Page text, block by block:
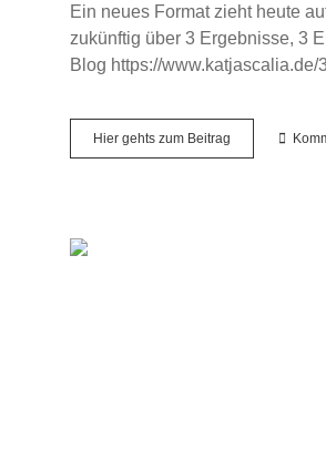
Ein neues Format zieht heute
zukünftig über 3 Ergebnisse, 3
Blog https://
Hier gehts zum Beitrag
des